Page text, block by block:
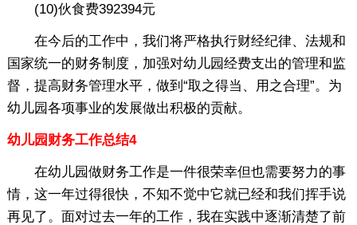
(10)伙食费392394元
在今后的工作中，我们将严格执行财经纪律、法规和
国家统一的财务制度，加强对幼儿园经费支出的管理和监
督，提高财务管理水平，做到“取之得当、用之合理”。为
幼儿园各项事业的发展做出积极的贡献。
幼儿园财务工作总结4
在幼儿园做财务工作是一件很荣幸但也需要努力的事
情，这一年过得很快，不知不觉中它就已经和我们挥手说
再见了。面对过去一年的工作，我在实践中逐渐清楚了前